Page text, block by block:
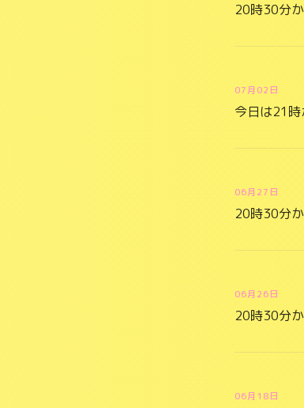
20時30分
07月02日
今日は21時
06月27日
20時30分
06月26日
20時30分
06月18日